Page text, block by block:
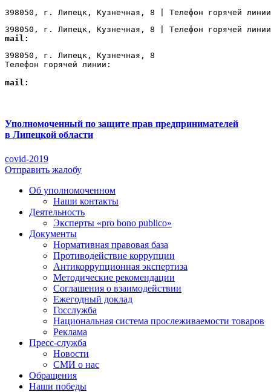
398050, г. Липецк, Кузнечная, 8 | Телефон горячей
398050, г. Липецк, Кузнечная, 8 | Телефон горячей
mail:
398050, г. Липецк, Кузнечная, 8
Телефон горячей линии:
mail:
Уполномоченный по защите прав предпринимателей
в Липецкой области
covid-2019
Отправить жалобу
Об уполномоченном
Наши контакты
Деятельность
Эксперты «pro bono publico»
Документы
Нормативная правовая база
Противодействие коррупции
Антикоррупционная экспертиза
Методические рекомендации
Соглашения о взаимодействии
Ежегодный доклад
Госслужба
Национальная система прослеживаемости товаров
Реклама
Пресс-служба
Новости
СМИ о нас
Обращения
Наши победы